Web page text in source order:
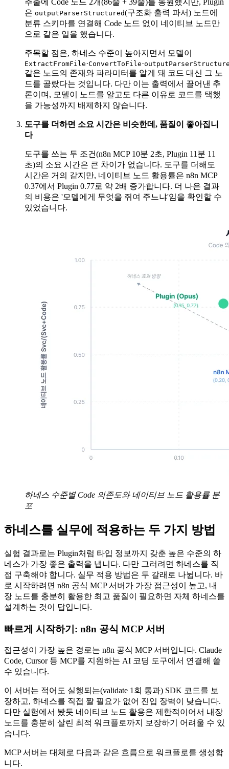
추출에 Code 노드 2개(86줄 + 39줄)를 동원했지만, Plugin
은 outputParserStructured(구조화 출력 파서) 노드에
분류 스키마를 연결해 Code 노드 없이 네이티브 노드만
으로 같은 일을 했습니다.
주목할 점은, 하네스 수준이 높아지면서 모델이
ExtractFromFile·ConvertToFile·
같은 노드의 존재와 파라미터를 알게 돼 코드 대신 그 노
드를 골랐다는 것입니다. 다만 이는 출력에서 끌어낸 추
론이며, 모델이 노드를 알고도 다른 이유로 코드를 택했
을 가능성까지 배제하지 않습니다.
도구를 더하면 소요 시간은 비슷한데, 품질이 좋아집니
다
도구를 쓰는 두 조건(n8n MCP 10분 2초, Plugin 11분 11
초)의 소요 시간은 큰 차이가 없습니다. 도구를 더해도
시간은 거의 같지만, 네이티브 노드 활용률은 n8n MCP
0.37에서 Plugin 0.77로 약 2배 증가합니다. 더 나은 결과
의 비용은 '모델에게 무엇을 쥐여 주느냐'임을 확인할 수
있었습니다.
하네스 수준별 Code 의존도와 네이티브 노드 활용률 분
포
하네스를 실무에 적용하는 두 가지 방법
실험 결과로는 Plugin처럼 타입 정보까지 갖춘 높은 수준의 하
네스가 가장 좋은 출력을 냅니다. 다만 그러려면 하네스를 직
접 구축해야 합니다. 실무 적용 방법은 두 갈래로 나뉩니다. 바
로 시작하려면 n8n 공식 MCP 서버가 가장 접근성이 높고, 내
장 노드를 충분히 활용한 최고 품질이 필요하면 자체 하네스를
설계하는 것이 답입니다.
빠르게 시작하기: n8n 공식 MCP 서버
접근성이 가장 높은 경로는 n8n 공식 MCP 서버입니다. Claude
Code, Cursor 등 MCP를 지원하는 AI 코딩 도구에서 연결해 쓸
수 있습니다.
이 서버는 적어도 실행되는(validate 1회 통과) SDK 코드를 보
장하고, 하네스를 직접 짤 필요가 없어 진입 장벽이 낮습니다.
다만 실험에서 봤듯 네이티브 노드 활용은 제한적이어서 내장
노드를 충분히 살린 최적 워크플로까지 보장하기 어려울 수 있
습니다.
MCP 서버는 대체로 다음과 같은 흐름으로 워크플로를 생성합
니다.